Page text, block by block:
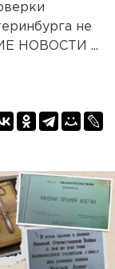
не
НОВОСТИ ...